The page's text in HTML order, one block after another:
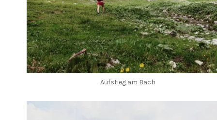
Aufstieg am Bach